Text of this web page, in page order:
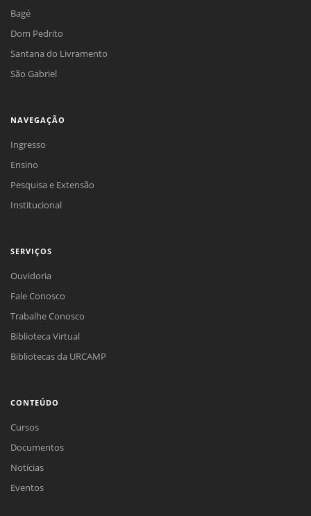
Bagé
Dom Pedrito
Santana do Livramento
São Gabriel
NAVEGAÇÃO
Ingresso
Ensino
Pesquisa e Extensão
Institucional
SERVIÇOS
Ouvidoria
Fale Conosco
Trabalhe Conosco
Biblioteca Virtual
Bibliotecas da URCAMP
CONTEÚDO
Cursos
Documentos
Notícias
Eventos